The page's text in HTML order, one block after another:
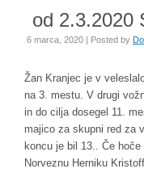
od 2.3.2020
6 marca, 2020 | Posted by
Žan Kranjec je v
na 3. mestu. V drugi
in do cilja dosegel 11.
majico za skupni red za
koncu je bil 13.. Če
Norveznu Herniku